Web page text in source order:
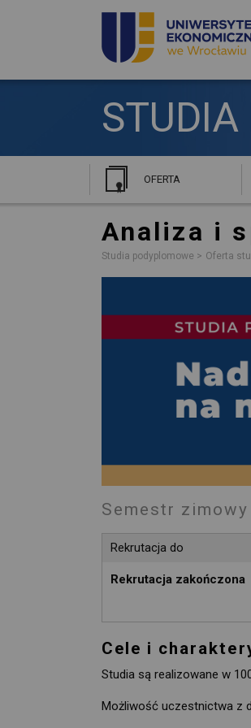
STUDIA
OFERTA
Analiza i
Studia podyplomowe Oferta
Semestr
Rekrutacja do
Rekrutacja zakończona
Cele i
Studia są realizowane w
Możliwość uczestnictwa z